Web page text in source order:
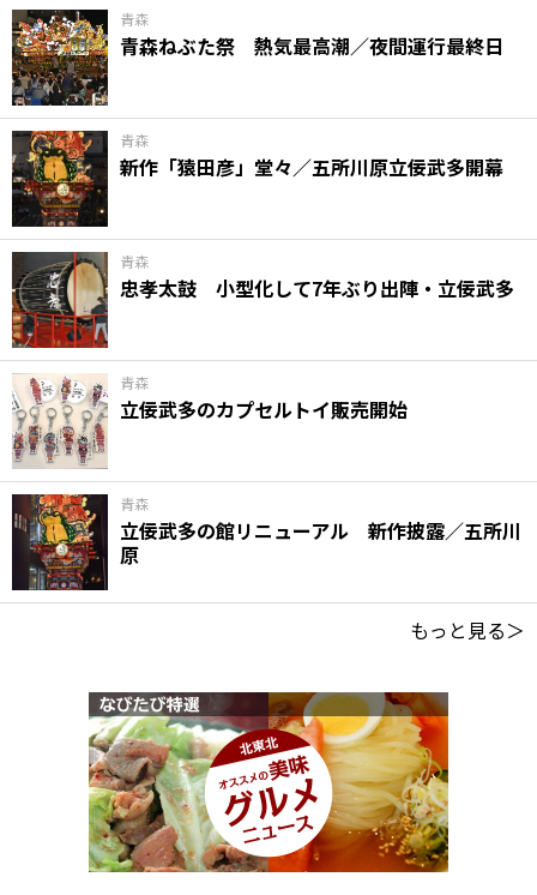
青森
青森ねぶた祭 熱気最高潮／夜間運行最終日
青森
新作「猿田彦」堂々／五所川原立佞武多開幕
青森
忠孝太鼓 小型化して7年ぶり出陣・立佞武多
青森
立佞武多のカプセルトイ販売開始
青森
立佞武多の館リニューアル 新作披露／五所川
原
もっと見る＞